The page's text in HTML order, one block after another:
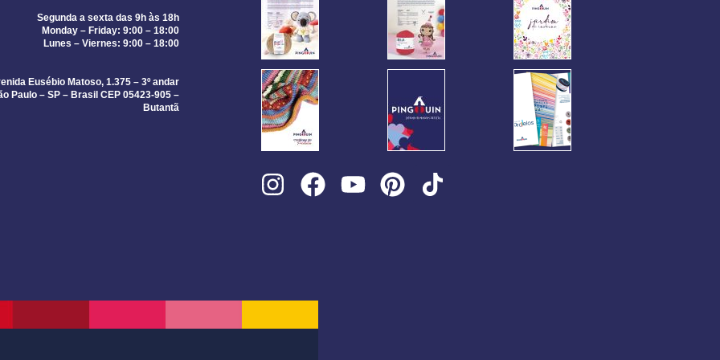
Segunda a sexta das 9h às 18h
Monday – Friday: 9:00 – 18:00
Lunes – Viernes: 9:00 – 18:00
Eusébio Matoso, 1.375 – 3º andar
Paulo – SP – Brasil CEP 05423-905 –
Butantã